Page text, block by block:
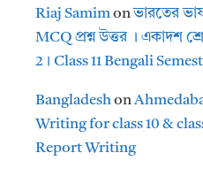
Riaj Samimonভারতের
MCQ প্রশ্ন উত্তর । একাদশ
2। Class 11 Bengali
Bangladeshon
Writing for class 10 &
Report Writing